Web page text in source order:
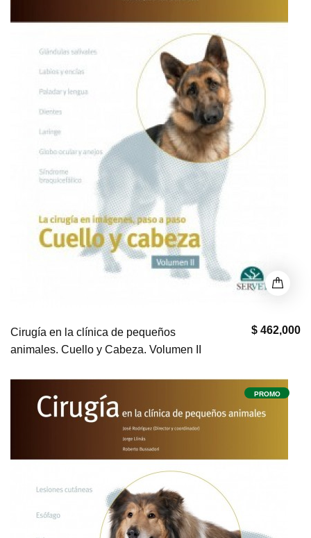
$ 462,000
Cirugía en la clínica de pequeños
animales. Cuello y Cabeza. Volumen II
PROMO